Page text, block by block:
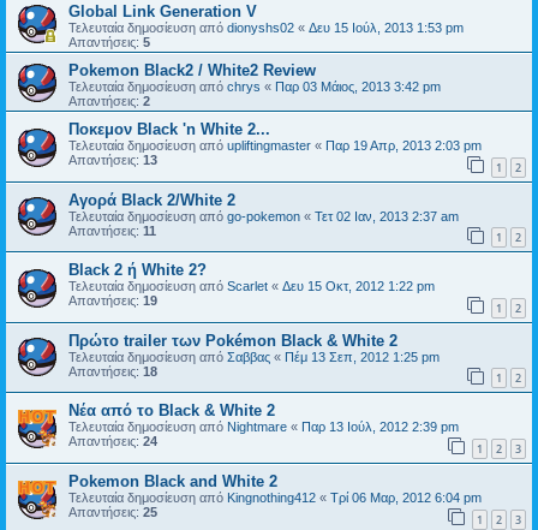
Global Link Generation V
Τελευταία δημοσίευση από dionyshs02 « Δευ 15 Ιούλ, 2013 1:53 pm
Απαντήσεις: 5
Pokemon Black2 / White2 Review
Τελευταία δημοσίευση από chrys « Παρ 03 Μάιος, 2013 3:42 pm
Απαντήσεις: 2
Ποκεμον Black 'n White 2...
Τελευταία δημοσίευση από upliftingmaster « Παρ 19 Απρ, 2013 2:03 pm
Απαντήσεις: 13 1 2
Αγορά Black 2/White 2
Τελευταία δημοσίευση από go-pokemon « Τετ 02 Ιαν, 2013 2:37 am
Απαντήσεις: 11 1 2
Black 2 ή White 2?
Τελευταία δημοσίευση από Scarlet « Δευ 15 Οκτ, 2012 1:22 pm
Απαντήσεις: 19 1 2
Πρώτο trailer των Pokémon Black & White 2
Τελευταία δημοσίευση από Σαββας « Πέμ 13 Σεπ, 2012 1:25 pm
Απαντήσεις: 18 1 2
Νέα από το Black & White 2
Τελευταία δημοσίευση από Nightmare « Παρ 13 Ιούλ, 2012 2:39 pm
Απαντήσεις: 24 1 2 3
Pokemon Black and White 2
Τελευταία δημοσίευση από Kingnothing412 « Τρί 06 Μαρ, 2012 6:04 pm
Απαντήσεις: 25 1 2 3